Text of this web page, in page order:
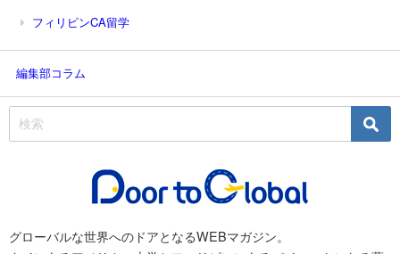
フィリピンCA留学
編集部コラム
グローバルな世界へのドアとなるWEBマガジン。